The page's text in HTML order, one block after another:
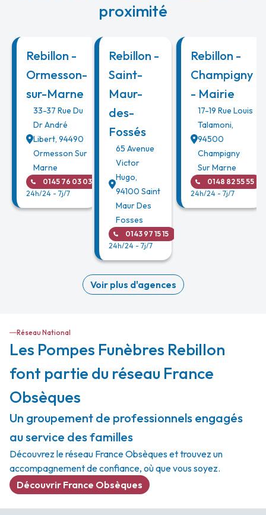
proximité
Rebillon -
Ormesson-
sur-Marne
33-37 Rue Du
Dr André
Libert, 94490
Ormesson Sur
Marne
01 45 76 03 03
24h/24 - 7j/7
Rebillon -
Saint-
Maur-
des-
Fossés
65 Avenue
Victor
Hugo,
94100 Saint
Maur Des
Fosses
01 43 97 15 15
24h/24 - 7j/7
Rebillon -
Champigny
- Mairie
17-19 Rue Louis
Talamoni,
94500
Champigny
Sur Marne
01 48 82 55 55
24h/24 - 7j/7
Voir plus d'agences
Réseau National
Les Pompes Funèbres Rebillon
font partie du réseau France
Obsèques
Un groupement de professionnels engagés
au service des familles
Découvrez le réseau France Obsèques et trouvez un
accompagnement de confiance, où que vous soyez.
Découvrir France Obsèques